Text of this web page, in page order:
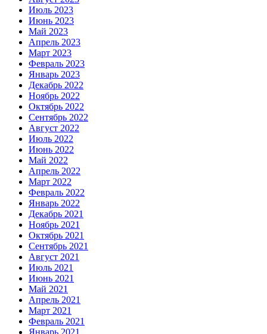
Июль 2023
Июнь 2023
Май 2023
Апрель 2023
Март 2023
Февраль 2023
Январь 2023
Декабрь 2022
Ноябрь 2022
Октябрь 2022
Сентябрь 2022
Август 2022
Июль 2022
Июнь 2022
Май 2022
Апрель 2022
Март 2022
Февраль 2022
Январь 2022
Декабрь 2021
Ноябрь 2021
Октябрь 2021
Сентябрь 2021
Август 2021
Июль 2021
Июнь 2021
Май 2021
Апрель 2021
Март 2021
Февраль 2021
Январь 2021